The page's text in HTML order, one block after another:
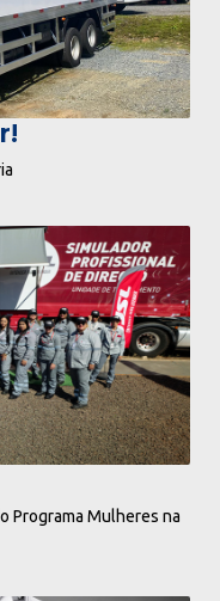
Programa Mulheres na